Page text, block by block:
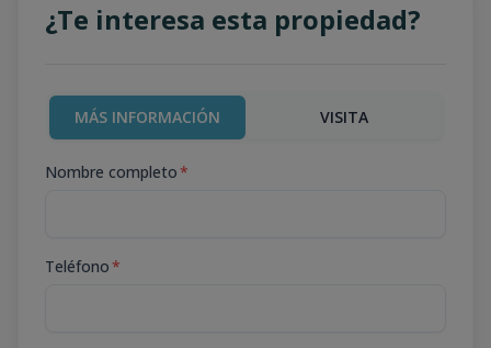
¿Te interesa esta propiedad?
MÁS INFORMACIÓN VISITA
Nombre completo*
Teléfono*